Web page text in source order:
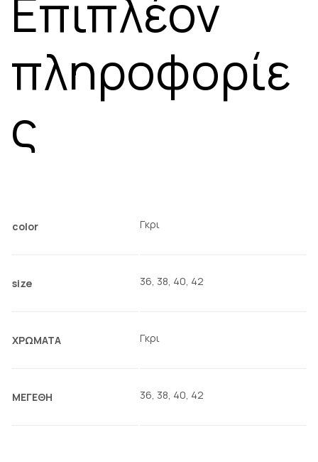
Επιπλέον
πληροφορίε
ς
color Γκρι
size 36, 38, 40, 42
ΧΡΩΜΑΤΑ Γκρι
ΜΕΓΕΘΗ 36, 38, 40, 42